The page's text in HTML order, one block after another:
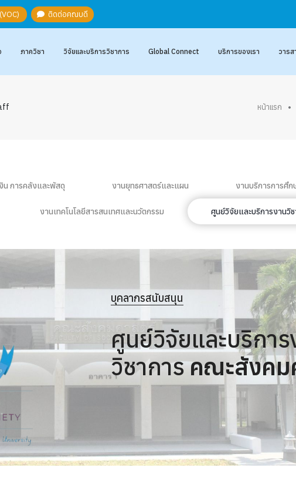
ติดต่อคณบดี
ภาควิชา วิจัยและบริการวิชาการ Global Connect บริการของเรา วาร
หน้าแรก
น การคลังและพัสดุ งานยุทธศาสตร์และแผน งานบริการการศึ
งานเทคโนโลยีสารสนเทศและนวัตกรรม ศูนย์วิจัยและบริการงานวิช
บุคลากรสนับสนุน
ศูนย์วิจัยและบริการ
วิชาการคณะสังคม